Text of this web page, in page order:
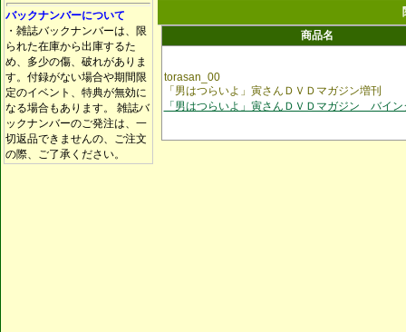
バックナンバーについて
・雑誌バックナンバーは、限
られた在庫から出庫するた
め、多少の傷、破れがありま
す。付録がない場合や期間限
定のイベント、特典が無効に
なる場合もあります。 雑誌バ
ックナンバーのご発注は、一
切返品できませんの、ご注文
の際、ご了承ください。
商品名
torasan_00
「男はつらいよ」寅さんＤＶＤマガジン増刊
「男はつらいよ」寅さんＤＶＤマガジン バイン